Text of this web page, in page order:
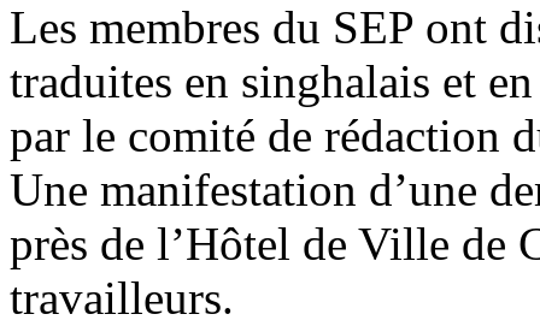
Les membres du SEP ont
traduites en singhalais et
par le comité de rédaction
Une manifestation d’une
près de l’Hôtel de Ville de
travailleurs.